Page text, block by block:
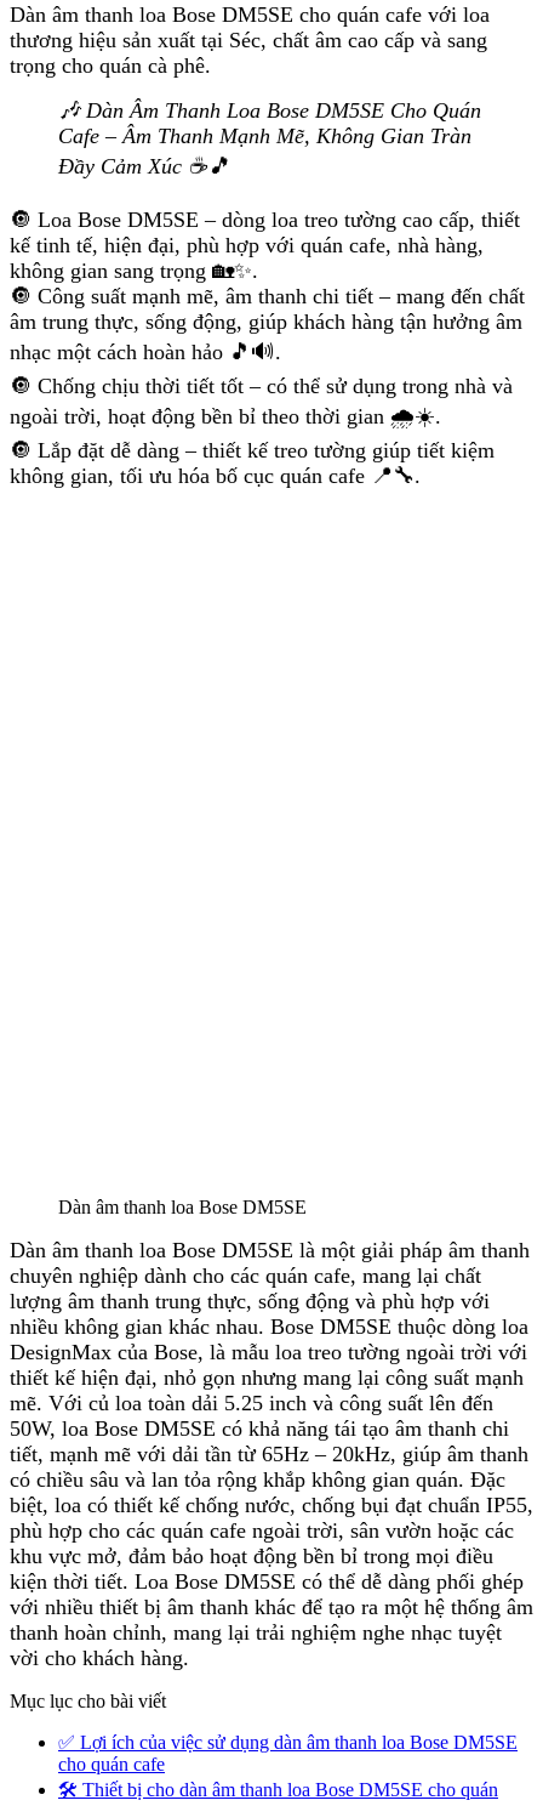
Dàn âm thanh loa Bose DM5SE cho quán cafe với loa
thương hiệu sản xuất tại Séc, chất âm cao cấp và sang
trọng cho quán cà phê.
🎶 Dàn Âm Thanh Loa Bose DM5SE Cho Quán
Cafe – Âm Thanh Mạnh Mẽ, Không Gian Tràn
Đầy Cảm Xúc ☕🎵
🔘 Loa Bose DM5SE – dòng loa treo tường cao cấp, thiết
kế tinh tế, hiện đại, phù hợp với quán cafe, nhà hàng,
không gian sang trọng 🏡✨.
🔘 Công suất mạnh mẽ, âm thanh chi tiết – mang đến chất
âm trung thực, sống động, giúp khách hàng tận hưởng âm
nhạc một cách hoàn hảo 🎵🔊.
🔘 Chống chịu thời tiết tốt – có thể sử dụng trong nhà và
ngoài trời, hoạt động bền bỉ theo thời gian 🌧️☀️.
🔘 Lắp đặt dễ dàng – thiết kế treo tường giúp tiết kiệm
không gian, tối ưu hóa bố cục quán cafe 📍🔧.
Dàn âm thanh loa Bose DM5SE
Dàn âm thanh loa Bose DM5SE là một giải pháp âm thanh
chuyên nghiệp dành cho các quán cafe, mang lại chất
lượng âm thanh trung thực, sống động và phù hợp với
nhiều không gian khác nhau. Bose DM5SE thuộc dòng loa
DesignMax của Bose, là mẫu loa treo tường ngoài trời với
thiết kế hiện đại, nhỏ gọn nhưng mang lại công suất mạnh
mẽ. Với củ loa toàn dải 5.25 inch và công suất lên đến
50W, loa Bose DM5SE có khả năng tái tạo âm thanh chi
tiết, mạnh mẽ với dải tần từ 65Hz – 20kHz, giúp âm thanh
có chiều sâu và lan tỏa rộng khắp không gian quán. Đặc
biệt, loa có thiết kế chống nước, chống bụi đạt chuẩn IP55,
phù hợp cho các quán cafe ngoài trời, sân vườn hoặc các
khu vực mở, đảm bảo hoạt động bền bỉ trong mọi điều
kiện thời tiết. Loa Bose DM5SE có thể dễ dàng phối ghép
với nhiều thiết bị âm thanh khác để tạo ra một hệ thống âm
thanh hoàn chỉnh, mang lại trải nghiệm nghe nhạc tuyệt
vời cho khách hàng.
Mục lục cho bài viết
✅ Lợi ích của việc sử dụng dàn âm thanh loa Bose DM5SE
cho quán cafe
🛠️ Thiết bị cho dàn âm thanh loa Bose DM5SE cho quán